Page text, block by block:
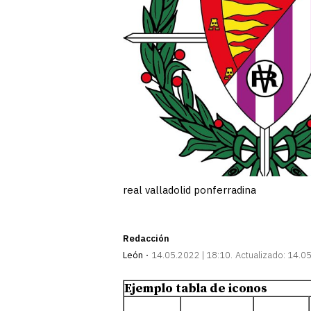
real valladolid ponferradina
Redacción
León
14.05.2022 | 18:10 Actualizado:
Ejemplo tabla de iconos